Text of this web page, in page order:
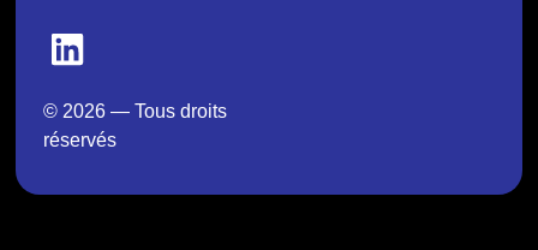
© 2026 — Tous droits
réservés